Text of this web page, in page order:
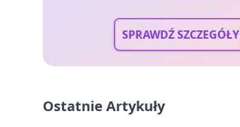
SPRAWDŹ SZCZEGÓŁY
Ostatnie Artykuły